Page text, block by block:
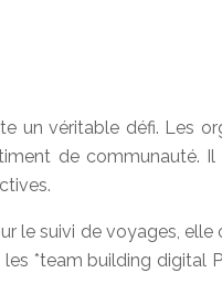
un véritable défi. Les
de communauté.
le suivi de voyages,
*team building digital